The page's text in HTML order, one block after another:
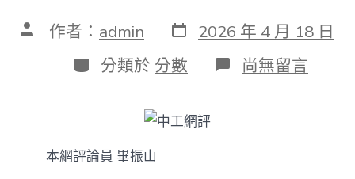
文 作者： admin 發
表
日
期
2026 年 4 月 18 日
分
類
分類於 分數 在
〈中
尚無留言
本網評論員 畢振山